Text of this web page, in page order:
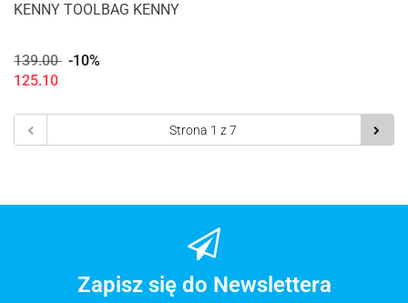
KENNY TOOLBAG KENNY
139.00 -10%
125.10
Zapisz się do Newslettera